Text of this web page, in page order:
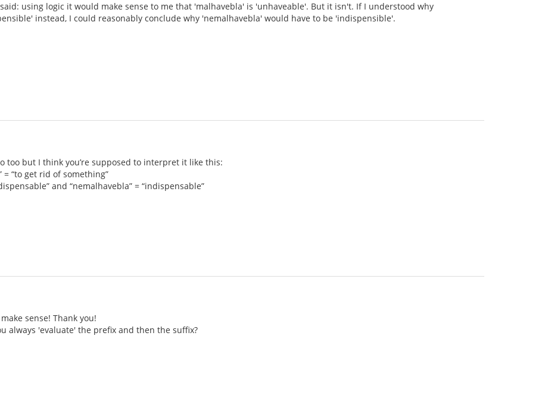
said: using logic it would make sense to me that 'malhavebla' is 'unhaveable'. But it isn't. If I understood why
instead, I could reasonably conclude why 'nemalhavebla' would have to be 'indispensible'.
too but I think you’re supposed to interpret it like this:
= “to get rid of something”
and “nemalhavebla” = “indispensable”
sense! Thank you!
always 'evaluate' the prefix and then the suffix?